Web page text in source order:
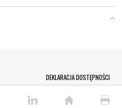
DEKLARACJA DOSTĘPNOŚCI